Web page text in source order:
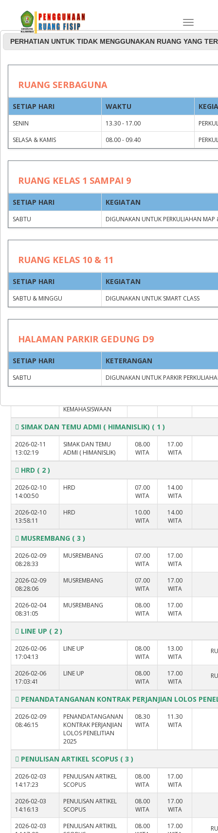
Jadwal Penggunaan
Ruang Rapat dan
Serbaguna
Group by Clear filters
TIMESTAMP
JAM
2026-02-12
PERPISAHAN DG
KEMAHASISWAAN
08.00
16.00
SIMAK DAN TEMU ADMI ( HIMANISLIK) ( 1 )
2026-02-11
13:02:19
SIMAK DAN TEMU
ADMI ( HIMANISLIK)
08.00
WITA
17.00
WITA
HRD ( 2 )
2026-02-10
14:00:50
HRD
07.00
WITA
14.00
WITA
2026-02-10
13:58:11
HRD
10.00
WITA
14.00
WITA
MUSREMBANG ( 3 )
2026-02-09
08:28:33
MUSREMBANG
07.00
WITA
17.00
WITA
2026-02-09
08:28:06
MUSREMBANG
07.00
WITA
17.00
WITA
2026-02-04
08:31:05
MUSREMBANG
08.00
WITA
17.00
WITA
LINE UP ( 2 )
2026-02-06
17:04:13
LINE UP
08.00
WITA
13.00
WITA
2026-02-06
17:03:41
LINE UP
08.00
WITA
17.00
WITA
PENANDATANGANAN KONTRAK PERJANJIAN LOLOS
2026-02-09
08:46:15
PENANDATANGANAN
KONTRAK PERJANJIAN
LOLOS PENELITIAN
2025
08.30
WITA
11.30
WITA
PENULISAN ARTIKEL SCOPUS ( 3 )
2026-02-03
14:17:23
PENULISAN ARTIKEL
SCOPUS
08.00
WITA
17.00
WITA
2026-02-03
14:16:13
PENULISAN ARTIKEL
SCOPUS
08.00
WITA
17.00
WITA
2026-02-03
PENULISAN ARTIKEL
08.00
17.00
PERHATIAN UNTUK TIDAK MENGGUNAKAN RUANG YANG
RUANG SERBAGUNA
SETIAP HARI WAKTU
SENIN 13.30 - 17.00
SELASA & KAMIS
08.00 - 09.40
RUANG KELAS 1 SAMPAI 9
SETIAP HARI KEGIATAN
SABTU DIGUNAKAN UNTUK PERKULIAHAN MAP
RUANG KELAS 10 & 11
SETIAP HARI KEGIATAN
SABTU & MINGGU DIGUNAKAN UNTUK SMART CLASS
HALAMAN PARKIR GEDUNG D9
SETIAP HARI KETERANGAN
SABTU DIGUNAKAN UNTUK PARKIR